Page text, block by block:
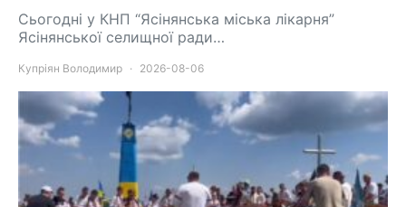
Сьогодні у КНП “Ясінянська міська лікарня”
Ясінянської селищної ради…
Купріян Володимир 2026-08-06